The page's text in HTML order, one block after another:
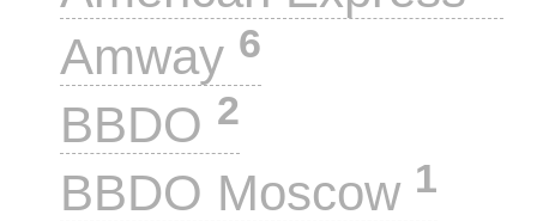
Amway 6
BBDO 2
BBDO Moscow 1